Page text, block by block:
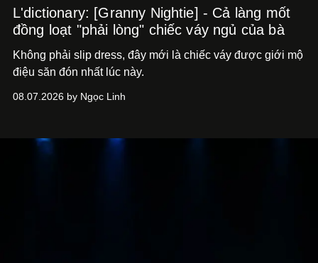
L'dictionary: [Granny Nightie] - Cả làng mốt
đồng loạt "phải lòng" chiếc váy ngủ của bà
Không phải slip dress, đây mới là chiếc váy được giới mộ
điệu săn đón nhất lúc này.
08.07.2026 by Ngọc Linh